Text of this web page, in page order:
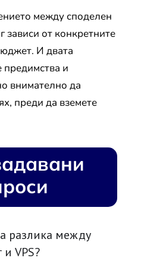
между споделен
зависи от конкретните
И двата
предимства и
внимателно да
преди да вземете
разлика между
VPS?